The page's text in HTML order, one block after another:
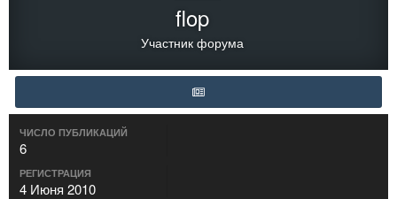
flop
Участник форума
ЧИСЛО ПУБЛИКАЦИЙ
6
РЕГИСТРАЦИЯ
4 Июня 2010